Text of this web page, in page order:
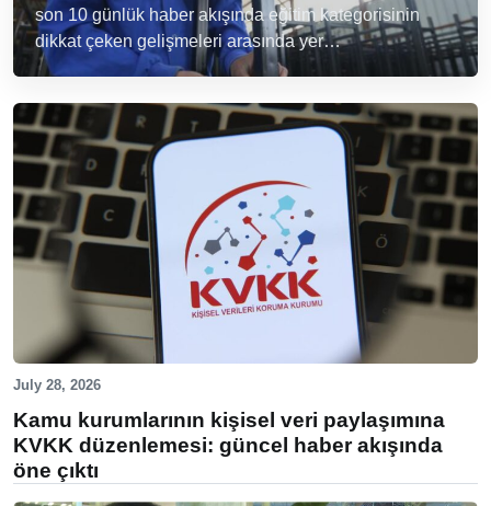
son 10 günlük haber akışında eğitim kategorisinin
dikkat çeken gelişmeleri arasında yer…
July 28, 2026
Kamu kurumlarının kişisel veri paylaşımına
KVKK düzenlemesi: güncel haber akışında
öne çıktı